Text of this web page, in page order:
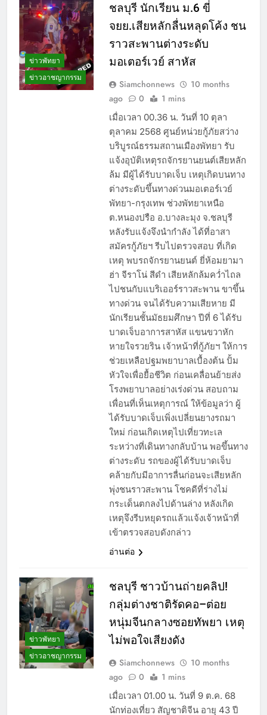
ข่าวพัทยา
ข่าวอาชญากรรม
ชลบุรี นักเรียน ม.6 ขี่
จยย.เสียหลักลื่นหลุดโค้ง ชน
ราวสะพานต่างระดับ
มอเตอร์เวย์ สาหัส
Siamchonnews
10 months
ago
0 1 mins
เมื่อเวลา 00.36 น. วันที่ 10 ตุลา
ตุลาคม 2568 ศูนย์หน่วยกู้ภัยสว่าง
บริบูรณ์ธรรมสถานเมืองพัทยา รับ
แจ้งอุบัติเหตุรถจักรยานยนต์เสียหลัก
ล้ม มีผู้ได้รับบาดเจ็บ เหตุเกิดบนทาง
ต่างระดับขึ้นทางด่วนมอเตอร์เวย์
พัทยา-กรุงเทพ ช่วงพัทยาเหนือ
ต.หนองปรือ อ.บางละมุง จ.ชลบุรี
หลังรับแจ้งจึงนำกำลัง ได้ที่อาสา
สมัครกู้ภัยฯ รีบไปตรวจสอบ ที่เกิด
เหตุ พบรถจักรยานยนต์ ยี่ห้อมยามา
ฮ่า จีราโน่ สีดำ เสียหลักล้มคว่ำไถล
ไปชนกับแบริเออร์ราวสะพาน ขาขึ้น
ทางด่วน จนได้รับความเสียหาย มี
นักเรียนชั้นมัธยมศึกษา ปีที่ 6 ได้รับ
บาดเจ็บอาการสาหัส แขนขวาหัก
หายใจรวยริน เจ้าหน้าที่กู้ภัยฯ ให้การ
ช่วยเหลือปฐมพยาบาลเบื้องต้น ปั้ม
หัวใจเพื่อยื้อชีวิต ก่อนเคลื่อนย้ายส่ง
โรงพยาบาลอย่างเร่งด่วน สอบถาม
เพื่อนที่เห็นเหตุการณ์ ให้ข้อมูลว่า ผู้
ได้รับบาดเจ็บเพิ่งเปลี่ยนยางรถมา
ใหม่ ก่อนเกิดเหตุไปเที่ยวทะเล
ระหว่างที่เดินทางกลับบ้าน พอขึ้นทาง
ต่างระดับ รถของผู้ได้รับบาดเจ็บ
คล้ายกับมีอาการลื่นก่อนจะเสียหลัก
พุ่งชนราวสะพาน โชคดีที่ร่างไม่
กระเด็นตกลงไปด้านล่าง หลังเกิด
เหตุจึงรีบหยุดรถแล้วแจ้งเจ้าหน้าที่
เข้าตรวจสอบดังกล่าว
อ่านต่อ
ข่าวพัทยา
ข่าวอาชญากรรม
ชลบุรี ชาวบ้านถ่ายคลิป!
กลุ่มต่างชาติรัดคอ–ต่อย
หนุ่มจีนกลางซอยทัพยา เหตุ
ไม่พอใจเสียงดัง
Siamchonnews
10 months
ago
0 1 mins
เมื่อเวลา 01.00 น. วันที่ 9 ต.ค. 68
นักท่องเที่ยว สัญชาติจีน อายุ 43 ปี